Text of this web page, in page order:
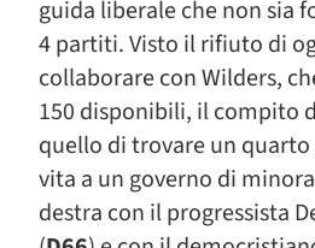
guida liberale che non sia
4 partiti. Visto il rifiuto di
collaborare con Wilders,
150 disponibili, il compito
quello di trovare un
vita a un governo di
destra con il progressista